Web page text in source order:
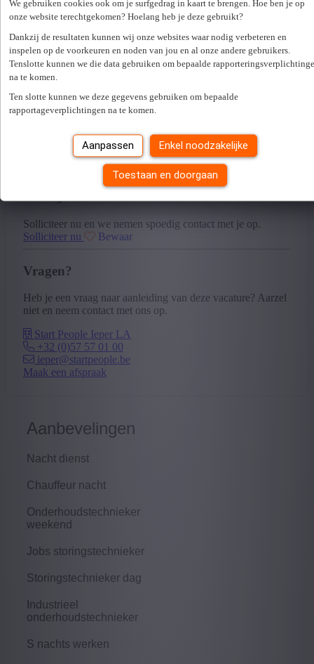
We gebruiken cookies ook om je surfgedrag in kaart te brengen. Hoe ben je op
onze website terechtgekomen? Hoelang heb je deze gebruikt?
Dankzij de resultaten kunnen wij onze websites waar nodig verbeteren en
inspelen op de voorkeuren en noden van jou en al onze andere gebruikers.
Tenslotte kunnen we die data gebruiken om bepaalde
na te komen.
Ten slotte kunnen we deze gegevens gebruiken om bepaalde
rapportageverplichtingen na te komen.
Aanpassen Enkel noodzakelijke
Toestaan en doorgaan
Duitsland en een team van honderden vakmensen,
ontwikkelen en produceren ze duurzaam low-carbon
aluminium. Als koploper binnen de circulaire economie
combineren ze een sterke productiecapaciteit met een
duidelijke focus op duurzaamheid.
stabiele, groeiende en internationale omgeving, waar
innovatie, samenwerking en toekomstgericht denken
Heb je interesse in deze vacature?
Solliciteer nu en we nemen spoedig contact met je op.
Solliciteer nu
Bewaar
Vragen?
Heb je een vraag naar aanleiding van deze vacature? Aarzel
niet en neem contact met ons op.
Start People Ieper LA
+32 (0)57 57 01 00
ieper@startpeople.be
Maak een afspraak
Aanbevelingen
Nacht dienst
Chauffeur nacht
Onderhoudstechnieker
weekend
Jobs storingstechnieker
Storingstechnieker dag
Industrieel
onderhoudstechnieker
S nachts werken